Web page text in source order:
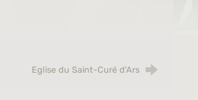
Eglise du Saint-Curé d'Ars